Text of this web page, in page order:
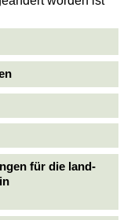
für die land-